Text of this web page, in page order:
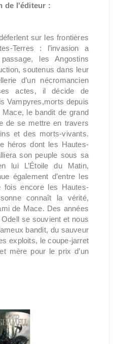
de l'éditeur :
sur les frontières
Terres : l’invasion a
les Angostins
soutenus dans leur
d’un nécromancien
actes, il décide de
Vampyres,morts depuis
le bandit de grand
de se mettre en travers
et des morts-vivants.
héros dont les Hautes-
son peuple sous sa
lui L’Étoile du Matin,
également d’entre les
fois encore les Hautes-
connaît la vérité,
de Mace. Des années
se souvient et nous
bandit, du sauveur
exploits, le coupe-jarret
mère pour le prix d’un